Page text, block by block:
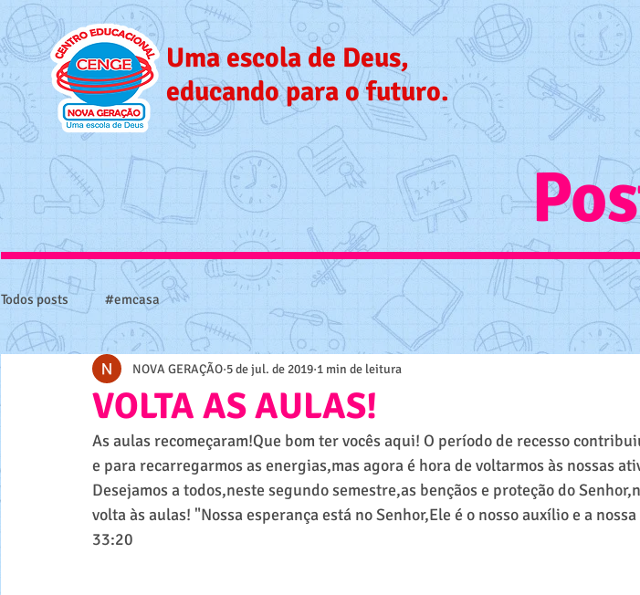
Uma escola de Deus,
educando para o futuro.
Todos posts #emcasa
VOLTA AS AULAS!
NOVA GERAÇÃO 5 de jul. de 2019 1 min de leitura
As aulas recomeçaram!Que bom ter vocês aqui! O período de recesso
e para recarregarmos as energias,mas agora é hora de voltarmos às nossas
Desejamos a todos,neste segundo semestre,as bençãos e proteção do
volta às aulas! "Nossa esperança está no Senhor,Ele é o nosso auxílio e a
33:20